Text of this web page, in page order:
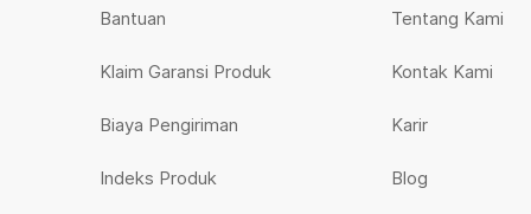
Bantuan
Klaim Garansi Produk
Biaya Pengiriman
Indeks Produk
Tentang Kami
Kontak Kami
Karir
Blog